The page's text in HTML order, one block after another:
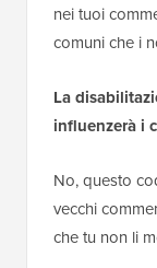
nei tuoi
comuni che i
La
influenzerà i
No, questo
vecchi
che tu non li